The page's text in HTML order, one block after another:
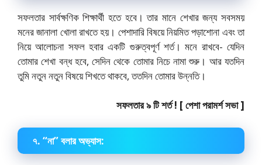
সফলতার সার্বক্ষণিক শিক্ষার্থী হতে হবে। তার মানে শেখার জন্য সবসময়
মনের জানালা খোলা রাখতে হয়। পেশাদারি বিষয়ে নিয়মিত পড়াশোনা এবং তা
নিয়ে আলোচনা সফল হবার একটি গুরুত্বপূর্ণ শর্ত। মনে রাখবে- যেদিন
তোমার শেখা বন্ধ হবে, সেদিন থেকে তোমার নিচে নামা শুরু। আর যতদিন
তুমি নতুন নতুন বিষয়ে শিখতে থাকবে, ততদিন তোমার উন্নতি।
সফলতার ৯ টি শর্ত ! [ পেশা পরামর্শ সভা ]
৭. “না” বলার অভ্যাস: